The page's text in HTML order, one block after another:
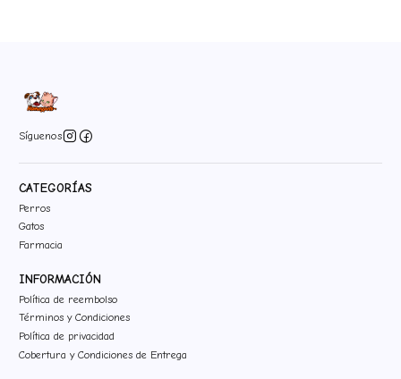
Síguenos
CATEGORÍAS
Perros
Gatos
Farmacia
INFORMACIÓN
Política de reembolso
Términos y Condiciones
Política de privacidad
Cobertura y Condiciones de Entrega